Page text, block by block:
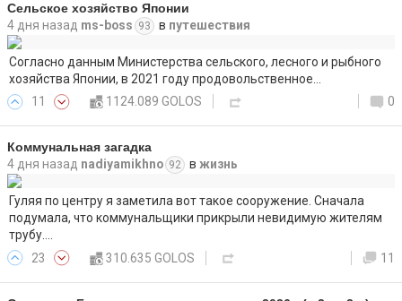
Сельское хозяйство Японии
4 дня назад ms-boss 93 в путешествия
Согласно данным Министерства сельского, лесного и рыбного
хозяйства Японии, в 2021 году продовольственное…
11
1124.089 GOLOS 0
Коммунальная загадка
4 дня назад nadiyamikhno 92 в жизнь
Гуляя по центру я заметила вот такое сооружение. Сначала
подумала, что коммунальщики прикрыли невидимую жителям
трубу.…
23
310.635 GOLOS 11